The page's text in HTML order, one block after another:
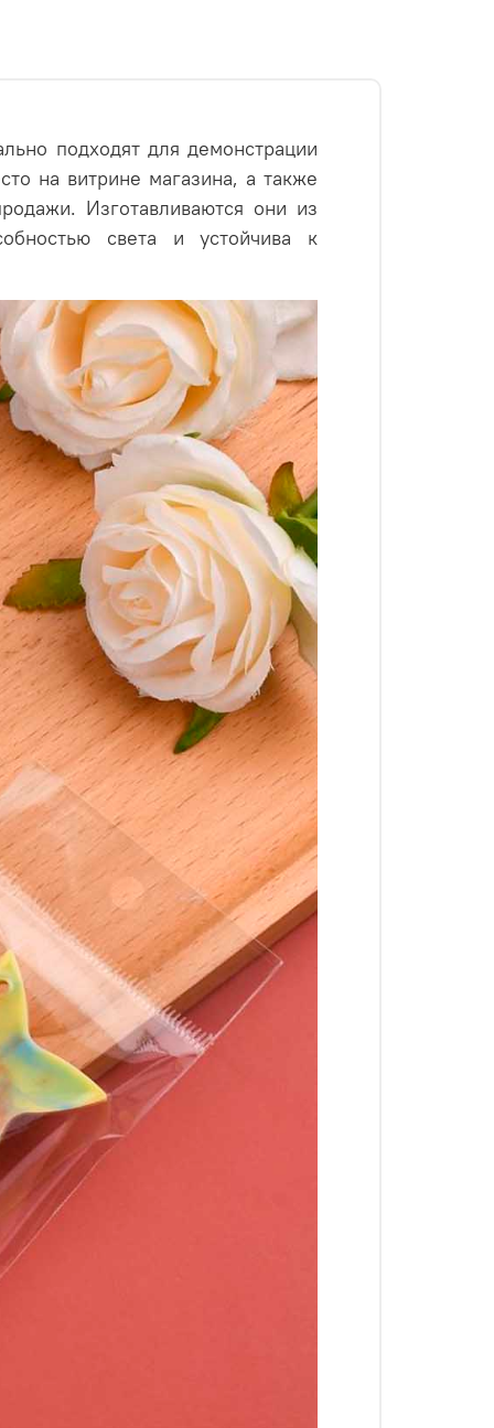
рабочее пространство, при
товар. Упаковка позволяет
загрязнений, неблагоприятных
покупателем.
БОПП пленки, обладающей
деформирующейся при правильном
химическую стойкость.
подходят для демонстрации
на витрине магазина, а также
Изготавливаются они из
света и устойчива к